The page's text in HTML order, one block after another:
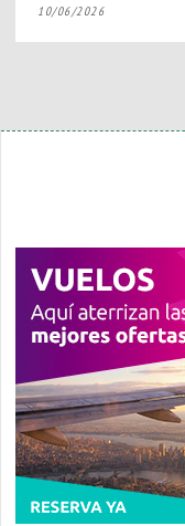
10/06/2026